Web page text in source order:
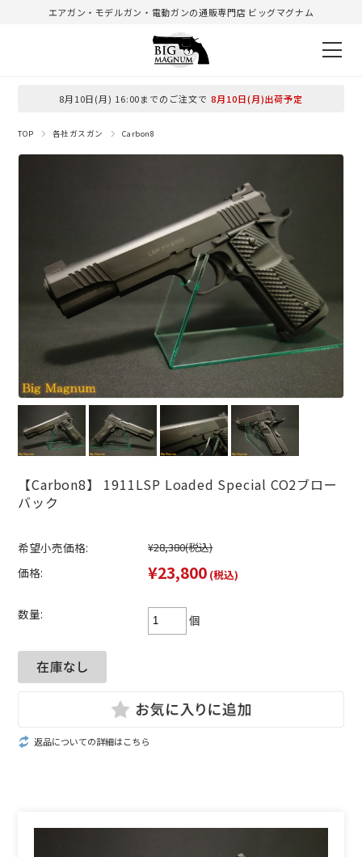
エアガン・モデルガン・電動ガンの通販専門店 ビッグマグナム
8月10日(月) 16:00までのご注文で 8月10日(月)出荷予定
TOP 各社ガスガン Carbon8
【Carbon8】 1911LSP Loaded Special CO2ブロー
バック
希望小売価格: ¥28,380(税込)
価格: ¥23,800 (税込)
数量: 個
返品についての詳細はこちら